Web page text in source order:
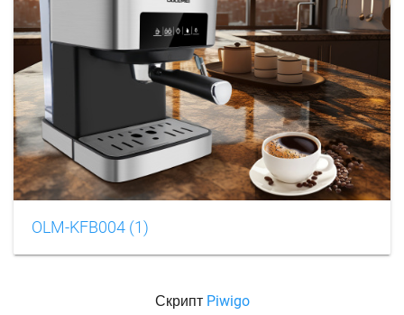
OLM-KFB004 (1)
Скрипт Piwigo